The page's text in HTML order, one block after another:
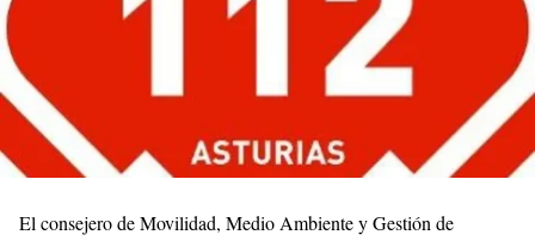
El consejero de Movilidad, Medio Ambiente y Gestión de